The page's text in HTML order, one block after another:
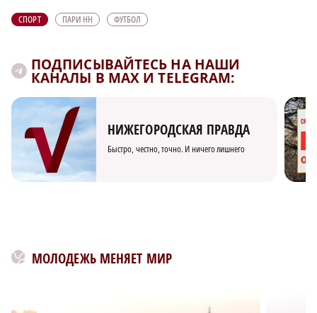
СПОРТ ПАРИ НН ФУТБОЛ
ПОДПИСЫВАЙТЕСЬ НА НАШИ
КАНАЛЫ В MAX И TELEGRAM:
НИЖЕГОРОДСКАЯ ПРАВДА
Быстро, честно, точно. И ничего лишнего
МОЛОДЕЖЬ МЕНЯЕТ МИР